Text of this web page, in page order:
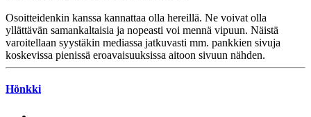
Osoitteidenkin kanssa kannattaa olla hereillä. Ne voivat olla
yllättävän samankaltaisia ja nopeasti voi mennä vipuun. Näistä
varoitellaan syystäkin mediassa jatkuvasti mm. pankkien sivuja
koskevissa pienissä eroavaisuuksissa aitoon sivuun nähden.
Hönkki